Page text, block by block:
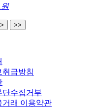
원
> >>
취급방침
단수집거부
거래 이용약관